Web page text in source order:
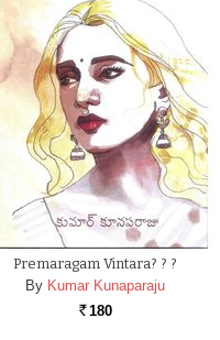
Premaragam Vintara? ? ?
By Kumar Kunaparaju
Rs. 180